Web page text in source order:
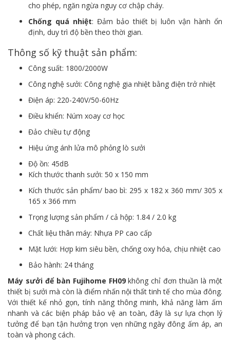
cho phép, ngăn ngừa nguy cơ chập cháy.
Chống quá nhiệt: Đảm bảo thiết bị luôn vận hành ổn
định, duy trì độ bền theo thời gian.
Thông số kỹ thuật sản phẩm:
Công suất: 1800/2000W
Công nghệ sưởi: Công nghệ gia nhiệt bằng điện trở nhiệt
Điện áp: 220-240V/50-60Hz
Điều khiển: Núm xoay cơ học
Đảo chiều tự động
Hiệu ứng ánh lửa mô phỏng lò sưởi
Độ ồn: 45dB
Kích thước thanh sưởi: 50 x 150 mm
Kích thước sản phẩm/ bao bì: 295 x 182 x 360 mm/ 305 x
165 x 366 mm
Trọng lượng sản phẩm / cả hộp: 1.84 / 2.0 kg
Chất liệu thân máy: Nhựa PP cao cấp
Mặt lưới: Hợp kim siêu bền, chống oxy hóa, chịu nhiệt cao
Bảo hành: 24 tháng
Máy sưởi để bàn Fujihome FH09không chỉ đơn thuần là một
thiết bị sưởi mà còn là điểm nhấn nội thất tinh tế cho mùa đông.
Với thiết kế nhỏ gọn, tính năng thông minh, khả năng làm ấm
nhanh và các biện pháp bảo vệ an toàn, đây là sự lựa chọn lý
tưởng để bạn tận hưởng trọn vẹn những ngày đông ấm áp, an
toàn và phong cách.